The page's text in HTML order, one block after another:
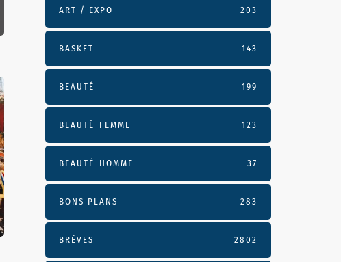
ART / EXPO 203
BASKET 143
BEAUTÉ 199
BEAUTÉ-FEMME 123
BEAUTÉ-HOMME 37
BONS PLANS 283
BRÈVES 2802